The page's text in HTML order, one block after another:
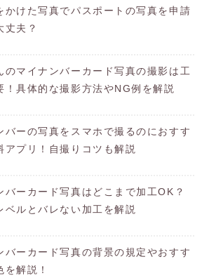
かけた写真でパスポートの写真を申請
丈夫？
のマイナンバーカード写真の撮影は工
！具体的な撮影方法やNG例を解説
バーの写真をスマホで撮るのにおすす
アプリ！自撮りコツも解説
バーカード写真はどこまで加工OK？
ベルとバレない加工を解説
バーカード写真の背景の規定やおすす
を解説！